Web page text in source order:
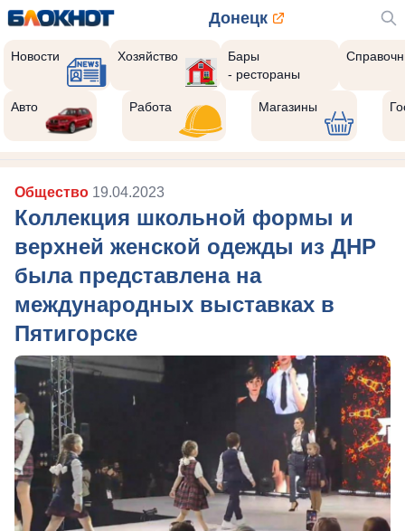
Донецк
Новости Хозяйство
Бары
- рестораны
Авто Работа Магазины
Общество 19.04.2023
Коллекция школьной формы и
верхней женской одежды из ДНР
была представлена на
международных выставках в
Пятигорске